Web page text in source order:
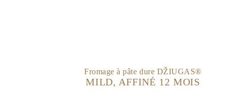
Fromage à pâte dure DŽIUGAS®
MILD, AFFINÉ 12 MOIS